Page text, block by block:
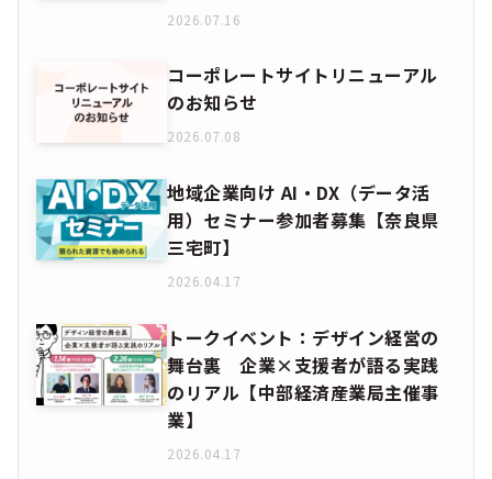
2026.07.16
コーポレートサイトリニューアル
のお知らせ
2026.07.08
地域企業向け AI・DX（データ活
用）セミナー参加者募集【奈良県
三宅町】
2026.04.17
トークイベント：デザイン経営の
舞台裏 企業×支援者が語る実践
のリアル【中部経済産業局主催事
業】
2026.04.17